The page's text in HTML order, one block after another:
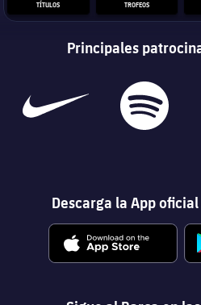
TÍTULOS TROFEOS
Principales
Descarga la App